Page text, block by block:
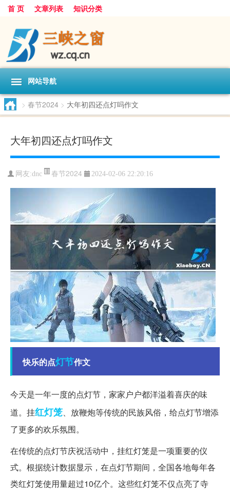
首 页 文章列表 知识分类
网站导航
> 春节2024 > 大年初四还点灯吗作文
大年初四还点灯吗作文
网友:dnc 春节2024 2024-02-06 22:20:16
快乐的点灯节作文
今天是一年一度的点灯节，家家户户都洋溢着喜庆的味
道。挂红灯笼、放鞭炮等传统的民族风俗，给点灯节增添
了更多的欢乐氛围。
在传统的点灯节庆祝活动中，挂红灯笼是一项重要的仪
式。根据统计数据显示，在点灯节期间，全国各地每年各
类红灯笼使用量超过10亿个。这些红灯笼不仅点亮了寺